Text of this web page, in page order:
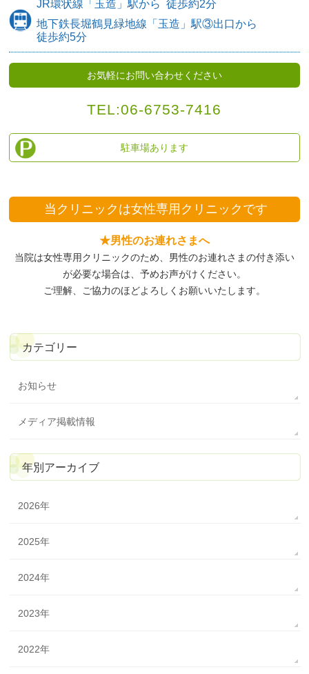
JR環状線 「玉造」駅から徒歩約2分
地下鉄長堀鶴見緑地線 「玉造」駅③出口から
徒歩約5分
お気軽にお問い合わせください
TEL:06-6753-7416
駐車場あります
当クリニックは女性専用クリニックです
★男性のお連れさまへ
当院は女性専用クリニックのため、 男性のお連れさまの付き添い
が必要な場合は、予めお声がけください。
ご理解、ご協力のほどよろしくお願いいたします。
カテゴリー
お知らせ
メディア掲載情報
年別アーカイブ
2026年
2025年
2024年
2023年
2022年